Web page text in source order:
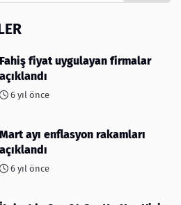
Fahiş fiyat uygulayan firmalar
açıklandı
6 yıl önce
Mart ayı enflasyon rakamları
açıklandı
6 yıl önce